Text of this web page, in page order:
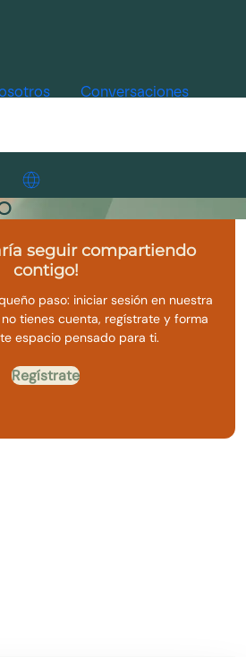
Conversaciones
seguir compartiendo
contigo!
paso: iniciar sesión en nuestra
tienes cuenta, regístrate y forma
espacio pensado para ti.
Regístrate